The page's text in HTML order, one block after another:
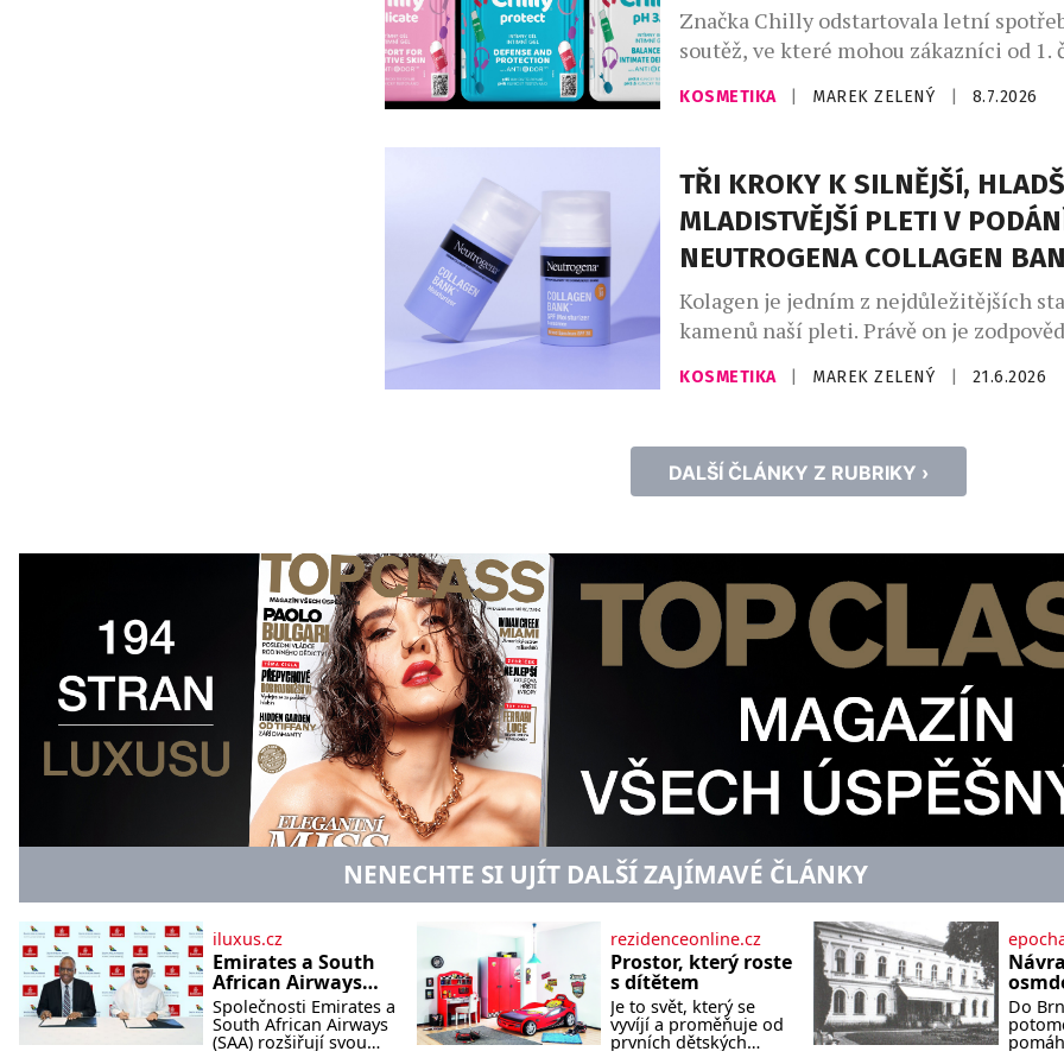
Značka Chilly odstartovala letní
soutěž, ve které mohou zákazníci od 1.
31. srpna 2026 vyhrát sluchátka AirPods
soutěže se zapojí každý, kdo v České
zaregistruje svůj nákup na webu
www.chillysoutez.cz. Aktivita podporuje
kamenných prodejnách i e-shopech a
dlouhodobou […]
KOSMETIKA MAREK ZELENÝ 8.7.2026
TŘI KROKY K SILNĚJŠÍ,
MLADISTVĚJŠÍ PLETI V
NEUTROGENA COLLAGEN
Kolagen je jedním z nejdůležitějších
kamenů naší pleti. Právě on je
pevnost, pružnost a mladistvý vzhled.
věkem však jeho přirozená produkce
ztrácet přibližně jedno procento
Není proto překvapením, že se v
KOSMETIKA MAREK ZELENÝ 21.6.2026
DALŠÍ ČLÁNKY Z RUBRIKY ›
NENECHTE SI UJÍT DALŠÍ ZAJÍMAVÉ ČLÁNKY
iluxus.cz
Emirates a South
African Airways
rozšiřují
partnerství.
Cestujícím nově
Společnosti Emirates a
South African Airways
(SAA) rozšiřují svou
rezidenceonline.cz
Prostor, který roste
s dítětem
Je to svět, který se
vyvíjí a proměňuje od
prvních dětských
Do